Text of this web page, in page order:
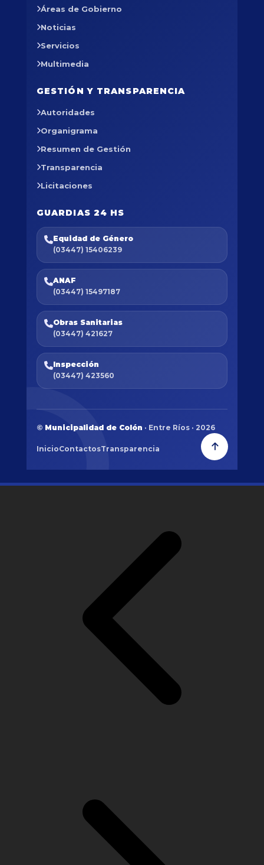
Áreas de Gobierno
Noticias
Servicios
Multimedia
GESTIÓN Y TRANSPARENCIA
Autoridades
Organigrama
Resumen de Gestión
Transparencia
Licitaciones
GUARDIAS 24 HS
Equidad de Género
(03447) 15406239
ANAF
(03447) 15497187
Obras Sanitarias
(03447) 421627
Inspección
(03447) 423560
© Municipalidad de Colón · Entre Ríos · 2026
InicioContactosTransparencia